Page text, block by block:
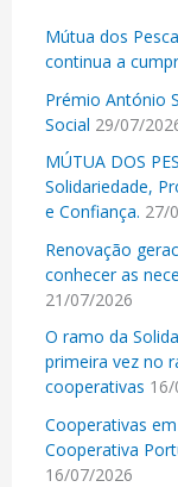
f
o
r
:
Mútua dos
continua a
Prémio António
Social 29/07/
MÚTUA DOS
Solidariedade,
e Confiança. 27/
Renovação
conhecer as
21/07/2026
O ramo da
primeira vez no
cooperativas
Cooperativas
Cooperativa
16/07/2026